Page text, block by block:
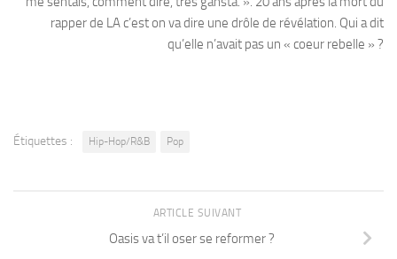
rapper de LA c’est on va dire une drôle de révélation. Qui a dit
qu’elle n’avait pas un « coeur rebelle » ?
Étiquettes : Hip-Hop/R&B Pop
ARTICLE SUIVANT
Oasis va t’il oser se reformer ?